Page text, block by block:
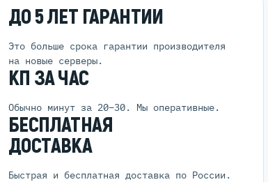
ДО 5 ЛЕТ ГАРАНТИИ
Это больше срока гарантии производителя
на новые серверы.
КП ЗА ЧАС
Обычно минут за 20–30. Мы оперативные.
БЕСПЛАТНАЯ
ДОСТАВКА
Быстрая и бесплатная доставка по России.